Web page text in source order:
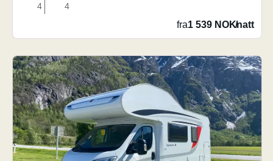
4 4
fra1 539 NOK/natt